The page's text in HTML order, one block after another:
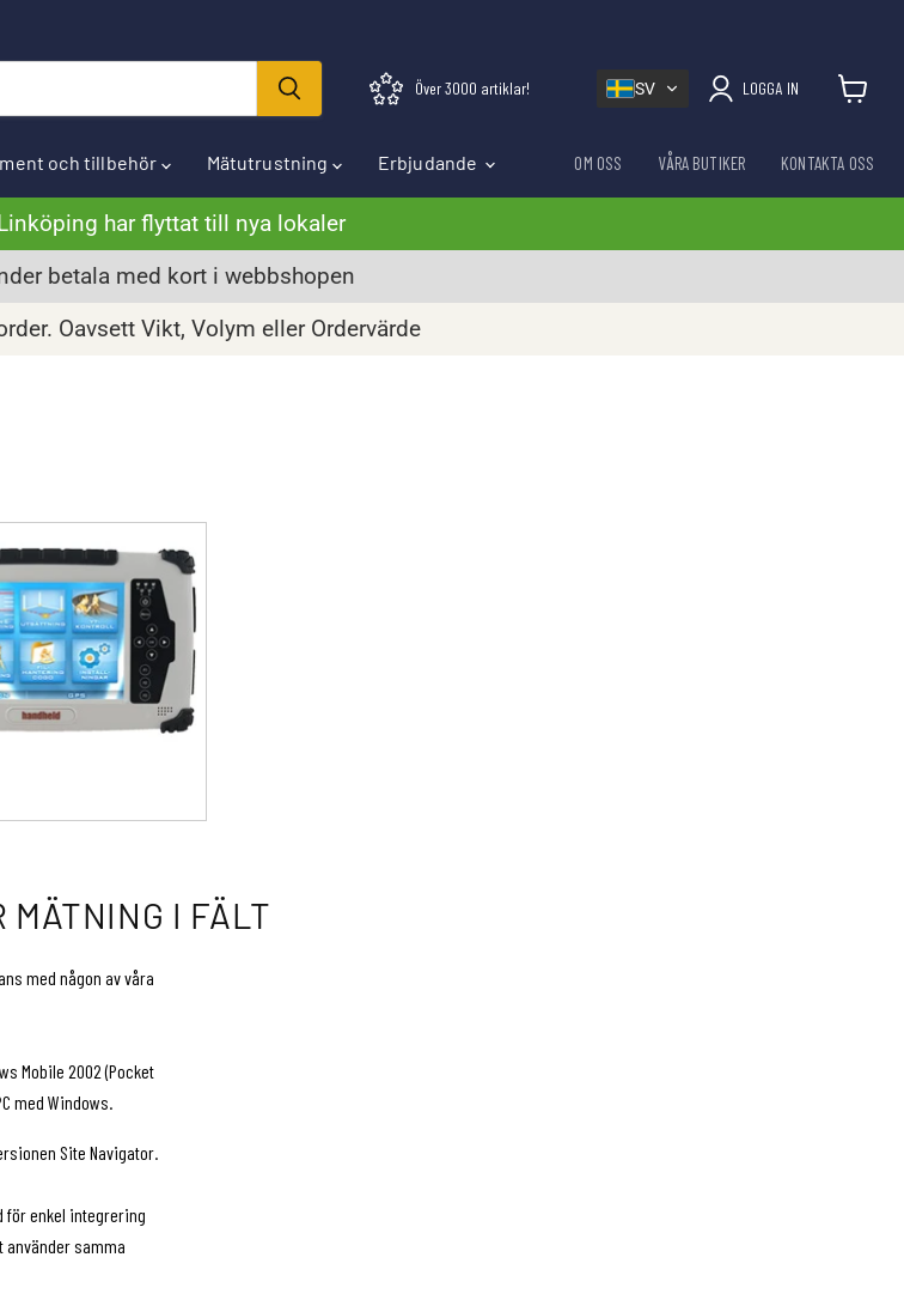
Över 3000 artiklar! SV LOGGA IN
och tillbehör Mätutrustning Erbjudande OM OSS VÅRA BUTIKER KONTAKTA OSS
har flyttat till nya lokaler
betala med kort i webbshopen
Oavsett Vikt, Volym eller Ordervärde
MÄTNING I FÄLT
med någon av våra
Mobile 2002 (Pocket
med Windows.
Site Navigator.
för enkel integrering
använder samma